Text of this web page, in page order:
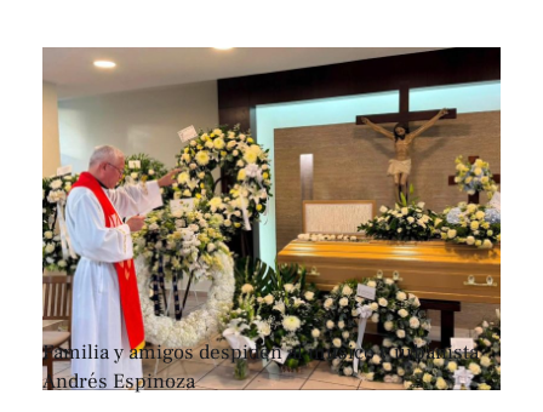
Familia y amigos despiden al músico y urbanista
Andrés Espinoza